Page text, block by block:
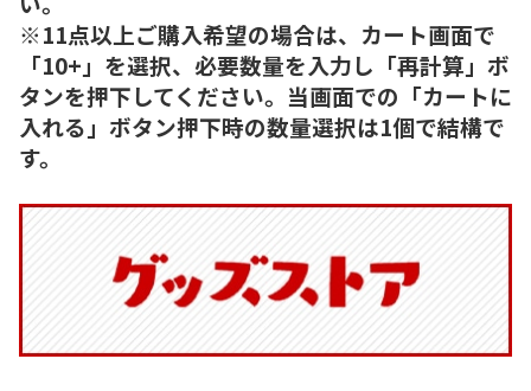
※11点以上ご購入希望の場合は、カート画面で
「10+」を選択、必要数量を入力し「再計算」ボ
タンを押下してください。当画面での「カートに
入れる」ボタン押下時の数量選択は1個で結構で
す。